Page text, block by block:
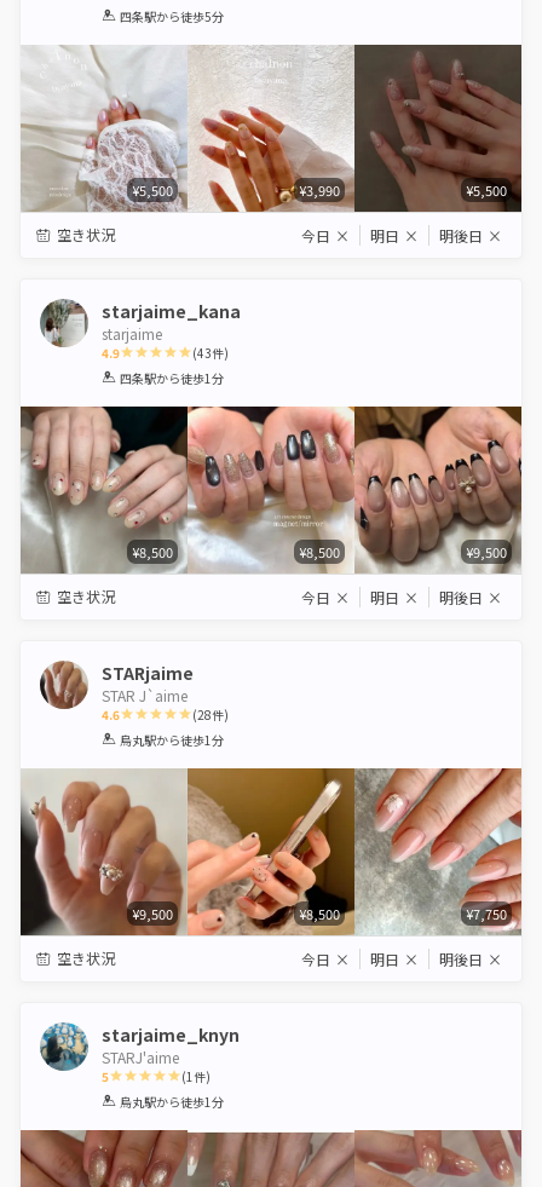
1 2 3 4 5
四条駅から徒歩5分
¥5,500 ¥3,990 ¥5,500
空き状況 今日 × 明日 × 明後日 ×
starjaime_kana
starjaime
4.9
1 2 3 4 5
(43件)
四条駅から徒歩1分
¥8,500 ¥8,500 ¥9,500
空き状況 今日 × 明日 × 明後日 ×
STARjaime
STAR J`aime
4.6
1 2 3 4 5
(28件)
烏丸駅から徒歩1分
¥9,500 ¥8,500 ¥7,750
空き状況 今日 × 明日 × 明後日 ×
starjaime_knyn
STARJ'aime
5
1 2 3 4 5
(1件)
烏丸駅から徒歩1分